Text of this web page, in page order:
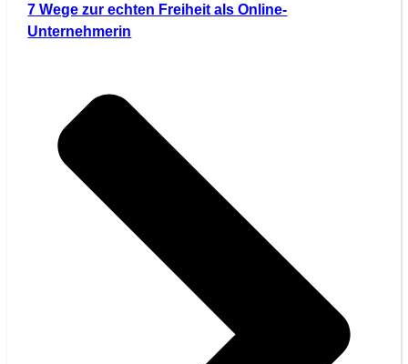
7 Wege zur echten Freiheit als Online-
Unternehmerin